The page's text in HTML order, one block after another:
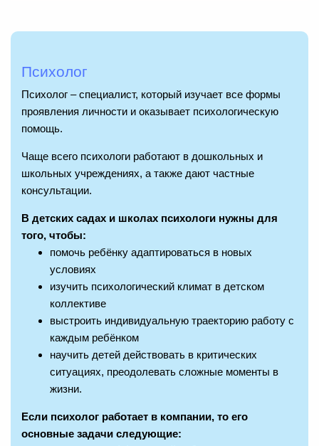
Психолог
Психолог – специалист, который изучает все формы
проявления личности и оказывает психологическую
помощь.
Чаще всего психологи работают в дошкольных и
школьных учреждениях, а также дают частные
консультации.
В детских садах и школах психологи нужны для
того, чтобы:
помочь ребёнку адаптироваться в новых
условиях
изучить психологический климат в детском
коллективе
выстроить индивидуальную траекторию работу с
каждым ребёнком
научить детей действовать в критических
ситуациях, преодолевать сложные моменты в
жизни.
Если психолог работает в компании, то его
основные задачи следующие: